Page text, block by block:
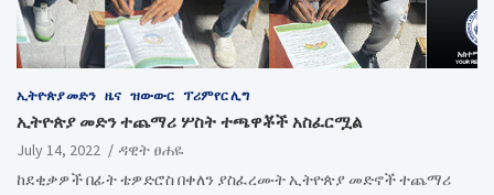
ኢትዮጵያ መድን ዜና ዝውውር ፕሪምየር ሊግ
ኢትዮጵያ መድን ተጨማሪ ሦስት ተጫዋቾች አስፈርሟል
July 14, 2022
ዳዊት ፀሐዬ
ከደቂቃዎች በፊት ቴዎድሮስ በቀለን ያስፈረሙት ኢትዮጵያ መድኖች ተጨማሪ